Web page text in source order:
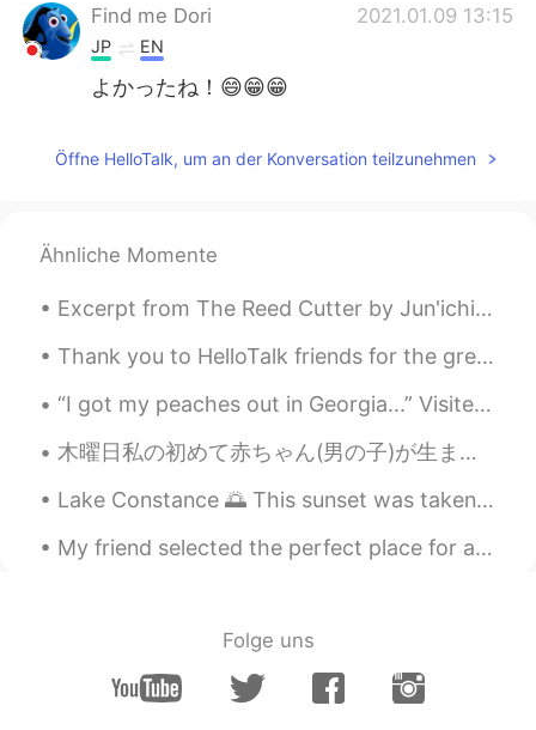
Find me Dori 2021.01.09 13:15
JP EN
よかったね！😄😁😁
Öffne HelloTalk, um an der Konversation teilzunehmen
Ähnliche Momente
Excerpt from The Reed Cutter by Jun'ichirō Tanizaki. I had always thought the view would be like...
Thank you to HelloTalk friends for the green tomato pickled recipe. It’s delicious 😋 We grew dai...
“I got my peaches out in Georgia...” Visited Peach World today. 🍑🍑🍑 Georgia has been nicknamed ...
木曜日私の初めて赤ちゃん(男の子)が生まれました！父になりました！でも、今から早く寝なければならないので暇な時間が少ない。カリフォルニアと日本の時間帯はときどき便利じゃないだからHelloTal...
Lake Constance 🌅 This sunset was taken in Lindau, October 2016 🥺❤️ On the other side of this lak...
My friend selected the perfect place for a very delicious and satisfying meal. I never expected ...
Folge uns